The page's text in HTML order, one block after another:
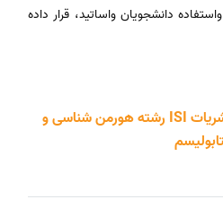
دانشجویان واساتید، قرار داده
دانلود لیست مجلات و نشریات ISI رشته هورمن شناسی و